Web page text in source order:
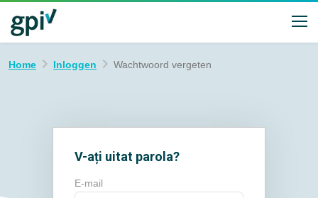
Home Inloggen Wachtwoord vergeten
V-ați uitat parola?
E-mail